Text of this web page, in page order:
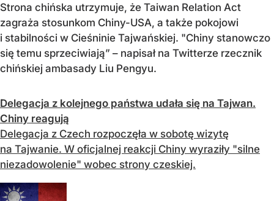
Strona chińska utrzymuje, że Taiwan Relation Act
zagraża stosunkom Chiny-USA, a także pokojowi
i stabilności w Cieśninie Tajwańskiej. "Chiny stanowczo
się temu sprzeciwiają” – napisał na Twitterze rzecznik
chińskiej ambasady Liu Pengyu.
Delegacja z kolejnego państwa udała się na Tajwan.
Chiny reagują
Delegacja z Czech rozpoczęła w sobotę wizytę
na Tajwanie. W oficjalnej reakcji Chiny wyraziły "silne
niezadowolenie" wobec strony czeskiej.